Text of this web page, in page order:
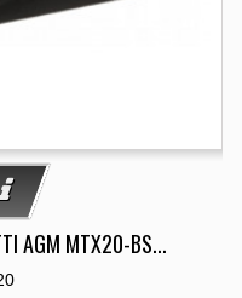
AGM MTX20-BS...